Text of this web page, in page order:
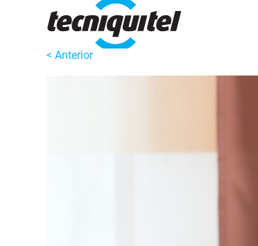
< Anterior